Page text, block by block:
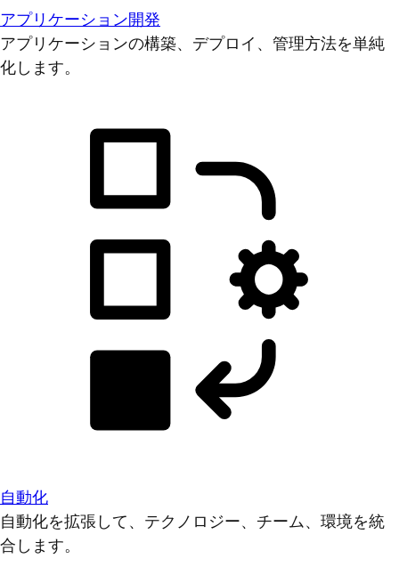
アプリケーション開発
アプリケーションの構築、デプロイ、管理方法を単純
化します。
自動化
自動化を拡張して、テクノロジー、チーム、環境を統
合します。